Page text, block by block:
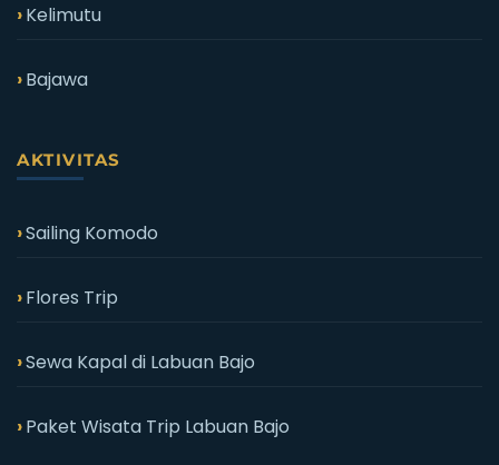
Kelimutu
Bajawa
AKTIVITAS
Sailing Komodo
Flores Trip
Sewa Kapal di Labuan Bajo
Paket Wisata Trip Labuan Bajo